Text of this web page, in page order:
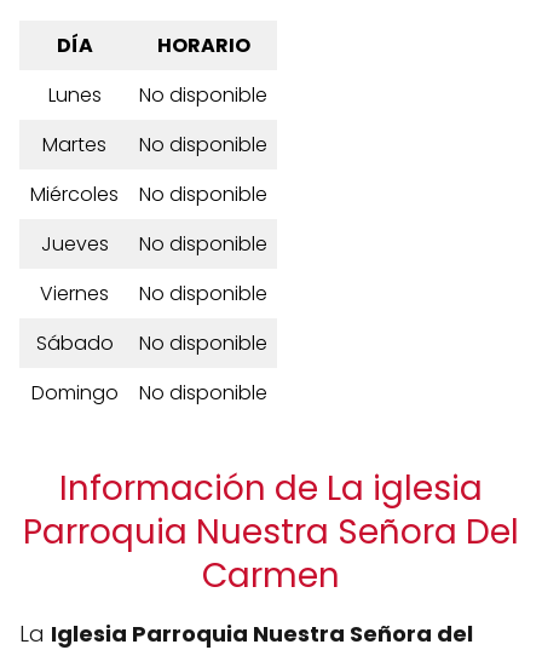
DÍA
HORARIO
Lunes
No disponible
Martes
No disponible
Miércoles
No disponible
Jueves
No disponible
Viernes
No disponible
Sábado
No disponible
Domingo
No disponible
Información de La iglesia
Parroquia Nuestra Señora Del
Carmen
La Iglesia Parroquia Nuestra Señora del